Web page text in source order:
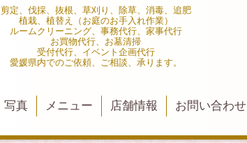
剪定、伐採、抜根、草刈り、除草、消毒、追肥
植栽、植替え（お庭のお手入れ作業）
ルームクリーニング、事務代行、家事代行
お買物代行、お墓清掃
受付代行、イベント企画代行
愛媛県内でのご依頼、ご相談、承ります。
写真 メニュー 店舗情報 お問い合わせ